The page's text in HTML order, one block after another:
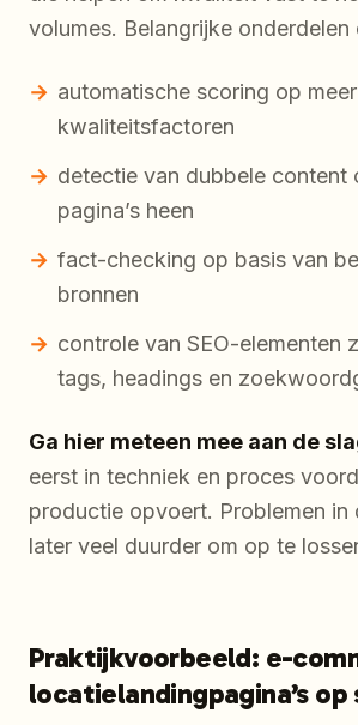
volumes. Belangrijke onderdelen
automatische scoring op
kwaliteitsfactoren
detectie van dubbele content
pagina’s heen
fact-checking op basis van
bronnen
controle van SEO-elementen
tags, headings en
Ga hier meteen mee aan de
eerst in techniek en proces
productie opvoert. Problemen in
later veel duurder om op te
Praktijkvoorbeeld: e-
locatielandingpagina’s op